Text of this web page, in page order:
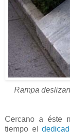
Rampa
Cercano a éste
tiempo el